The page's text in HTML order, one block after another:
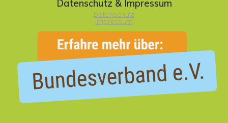
Datenschutz & Impressum
Datenschutz
Impressum